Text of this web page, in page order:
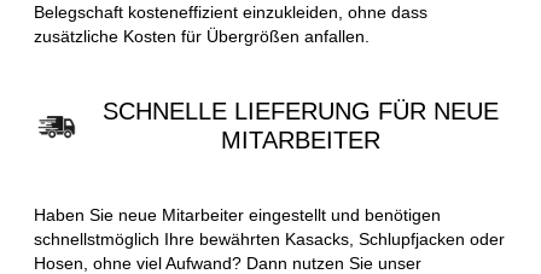
Belegschaft kosteneffizient einzukleiden, ohne dass
zusätzliche Kosten für Übergrößen anfallen.
SCHNELLE LIEFERUNG FÜR NEUE
MITARBEITER
Haben Sie neue Mitarbeiter eingestellt und benötigen
schnellstmöglich Ihre bewährten Kasacks, Schlupfjacken oder
Hosen, ohne viel Aufwand? Dann nutzen Sie unser